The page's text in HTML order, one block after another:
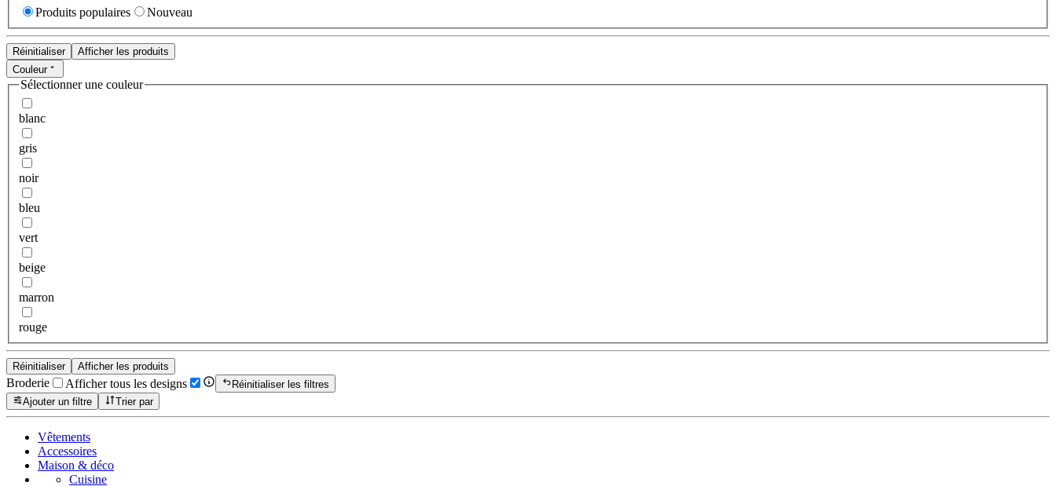
Produits populaires
Nouveau
Réinitialiser
Afficher les produits
Couleur
Sélectionner une couleur
blanc
gris
noir
bleu
vert
beige
marron
rouge
Réinitialiser Afficher les produits
Broderie Afficher tous les designs
Réinitialiser les filtres
Ajouter un filtre
Trier par
Vêtements
Accessoires
Maison & déco
Cuisine